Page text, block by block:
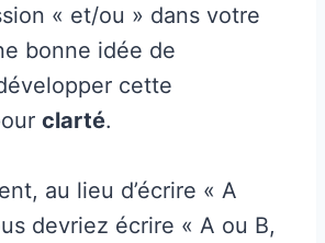
« et/ou » dans votre
bonne idée de
cette
clarté.
au lieu d’écrire « A
devriez écrire « A ou B,